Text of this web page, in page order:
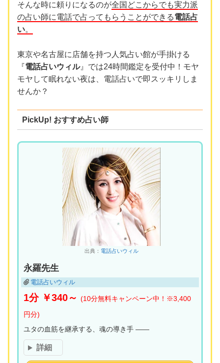
そんな時に頼りになるのが全国どこからでも実力派
の占い師に電話で占ってもらうことができる電話占
い。
東京や名古屋に店舗を持つ人気占い館が手掛ける
『電話占いウィル』では24時間鑑定を受付中！モヤ
モヤして眠れない夜は、電話占いで即スッキリしま
せんか？
PickUp! おすすめ占い師
出典： 電話占いウィル
永羅先生
電話占いウィル
1分 ￥340～ (10分無料キャンペーン中！※3,400
円分)
ユタの血筋を継承する、魂の導き手 ――
詳細